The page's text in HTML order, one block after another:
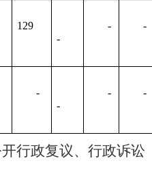
129
-
- -
-
-
- -
行政复议、行政诉讼